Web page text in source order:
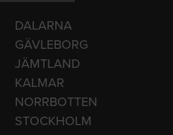
DALARNA
GÄVLEBORG
JÄMTLAND